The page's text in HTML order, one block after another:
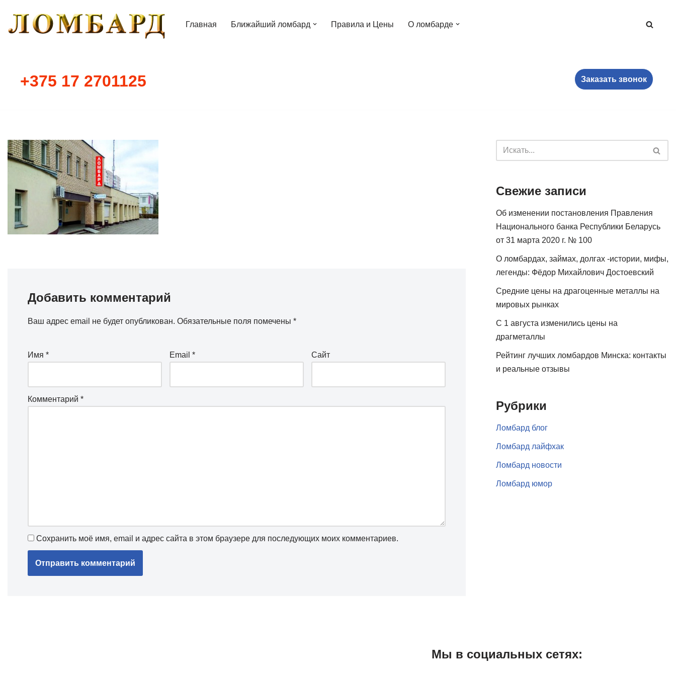
Перейти
Главная Ближайший ломбард Правила и Цены О ломбарде
+375 17 2701125 Заказать звонок
Добавить комментарий
Ваш адрес email не будет опубликован. Обязательные поля помечены *
Имя * Email * Сайт
Комментарий *
Сохранить моё имя, email и адрес сайта в этом браузере для последующих моих комментариев.
Свежие записи
Об изменении постановления Правления
Национального банка Республики Беларусь
от 31 марта 2020 г. № 100
О ломбардах, займах, долгах -истории, мифы,
легенды: Фёдор Михайлович Достоевский
Средние цены на драгоценные металлы на
мировых рынках
С 1 августа изменились цены на
драгметаллы
Рейтинг лучших ломбардов Минска: контакты
и реальные отзывы
Рубрики
Ломбард блог
Ломбард лайфхак
Ломбард новости
Ломбард юмор
Мы в социальных сетях: